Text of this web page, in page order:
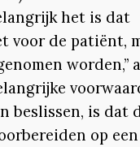
het is dat
voor de patiënt,
worden,”
beslissen, is dat
op